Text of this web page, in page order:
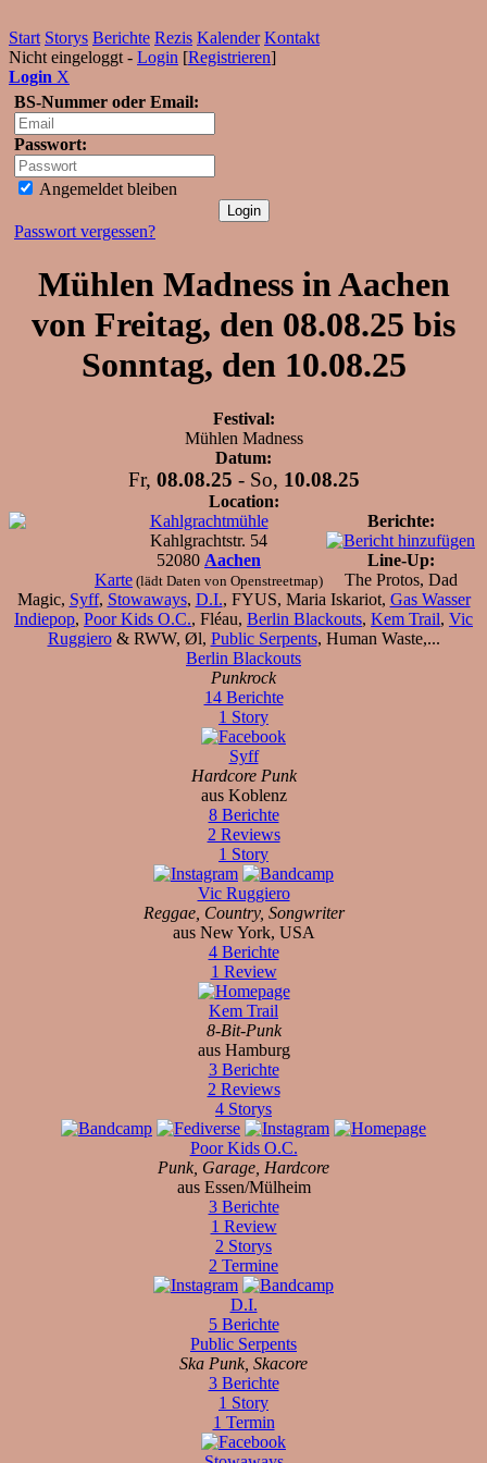
Start Storys Berichte Rezis Kalender Kontakt
Nicht eingeloggt - Login [Registrieren]
Login X
BS-Nummer oder Email:
Passwort:
Angemeldet bleiben
Passwort vergessen?
Mühlen Madness in Aachen
von Freitag, den 08.08.25 bis
Sonntag, den 10.08.25
Festival:
Mühlen Madness
Datum:
Fr, 08.08.25 - So, 10.08.25
Location:
Kahlgrachtmühle
Kahlgrachtstr. 54
52080 Aachen
Karte (lädt Daten von Openstreetmap)
Berichte:
Line-Up:
The Protos, Dad
Magic, Syff, Stowaways, D.I., FYUS, Maria Iskariot, Gas Wasser
Indiepop, Poor Kids O.C., Fléau, Berlin Blackouts, Kem Trail, Vic
Ruggiero& RWW, Øl, Public Serpents, Human Waste,...
Berlin Blackouts
Punkrock
14 Berichte
1 Story
Syff
Hardcore Punk
aus Koblenz
8 Berichte
2 Reviews
1 Story
Vic Ruggiero
Reggae, Country, Songwriter
aus New York, USA
4 Berichte
1 Review
Kem Trail
8-Bit-Punk
aus Hamburg
3 Berichte
2 Reviews
4 Storys
Poor Kids O.C.
Punk, Garage, Hardcore
aus Essen/Mülheim
3 Berichte
1 Review
2 Storys
2 Termine
D.I.
5 Berichte
Public Serpents
Ska Punk, Skacore
3 Berichte
1 Story
1 Termin